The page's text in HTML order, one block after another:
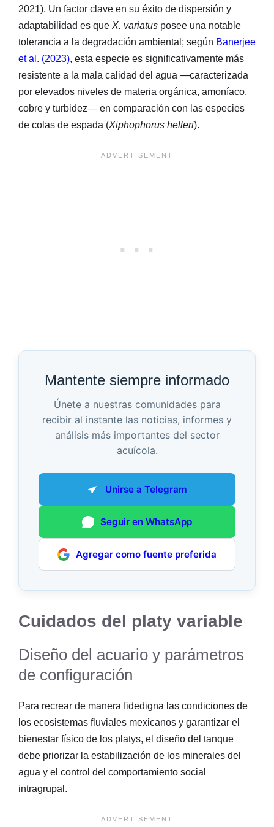
2021). Un factor clave en su éxito de dispersión y
adaptabilidad es que X. variatus posee una notable
tolerancia a la degradación ambiental; según Banerjee
et al. (2023), esta especie es significativamente más
resistente a la mala calidad del agua —caracterizada
por elevados niveles de materia orgánica, amoníaco,
cobre y turbidez— en comparación con las especies
de colas de espada (Xiphophorus helleri).
Mantente siempre informado
Únete a nuestras comunidades para
recibir al instante las noticias, informes y
análisis más importantes del sector
acuícola.
Unirse a Telegram
Seguir en WhatsApp
Agregar como fuente preferida
Cuidados del platy variable
Diseño del acuario y parámetros
de configuración
Para recrear de manera fidedigna las condiciones de
los ecosistemas fluviales mexicanos y garantizar el
bienestar físico de los platys, el diseño del tanque
debe priorizar la estabilización de los minerales del
agua y el control del comportamiento social
intragrupal.